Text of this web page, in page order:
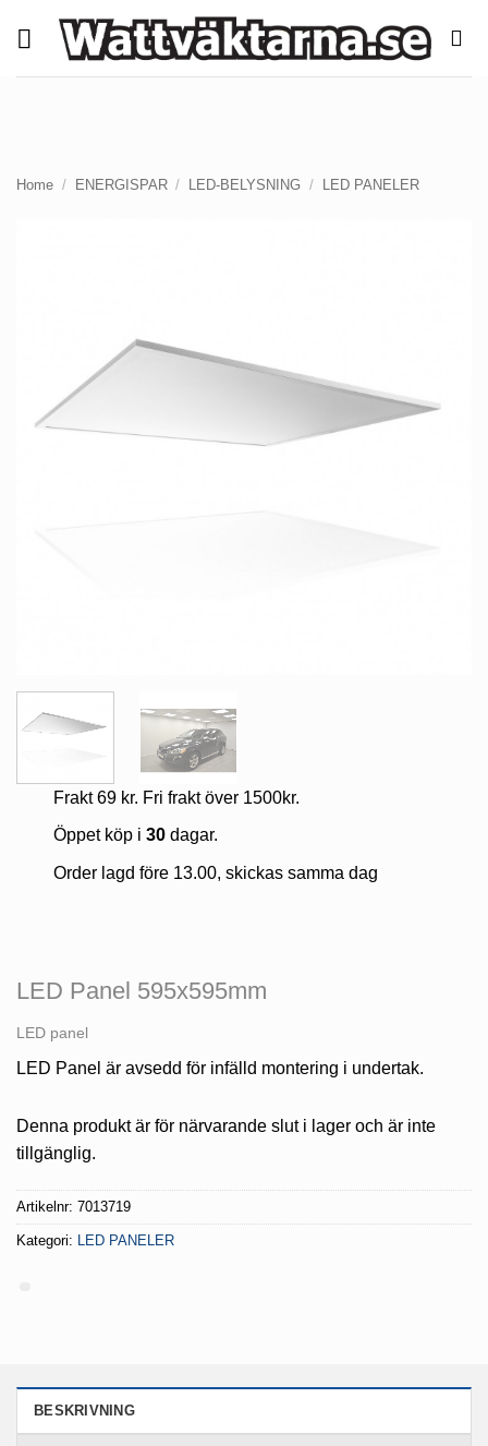
Home / ENERGISPAR / LED-BELYSNING / LED PANELER
Frakt 69 kr. Fri frakt över 1500kr.
Öppet köp i 30dagar.
Order lagd före 13.00, skickas samma dag
LED Panel 595x595mm
LED panel
LED Panel är avsedd för infälld montering i undertak.
Denna produkt är för närvarande slut i lager och är inte
tillgänglig.
Artikelnr: 7013719
Kategori: LED PANELER
BESKRIVNING